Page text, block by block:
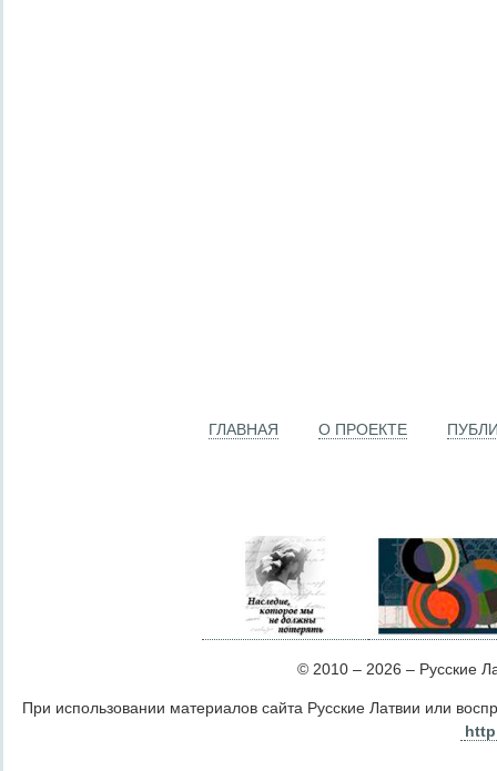
ГЛАВНАЯ О ПРОЕКТЕ
© 2010 – 2026 – Русские
При использовании материалов сайта Русские Латвии или